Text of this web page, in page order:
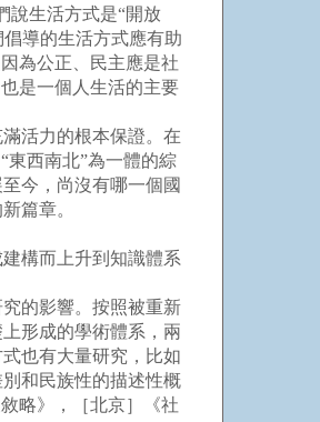
說生活方式是“開放
導的生活方式應有助
為公正、民主應是社
是一個人生活的主要
活力的根本保證。在
東西南北”為一體的綜
今，尚沒有哪一個國
篇章。
構而上升到知識體系
的影響。按照被重新
形成的學術體系，兩
也有大量研究，比如
和民族性的描述性概
略》，［北京］《社